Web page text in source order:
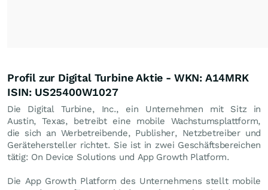
Profil zur Digital Turbine Aktie - WKN: A14MRK
ISIN: US25400W1027
Die Digital Turbine, Inc., ein Unternehmen mit Sitz in
Austin, Texas, betreibt eine mobile Wachstumsplattform,
die sich an Werbetreibende, Publisher, Netzbetreiber und
Gerätehersteller richtet. Sie ist in zwei Geschäftsbereichen
tätig: On Device Solutions und App Growth Platform.
Die App Growth Platform des Unternehmens stellt mobile